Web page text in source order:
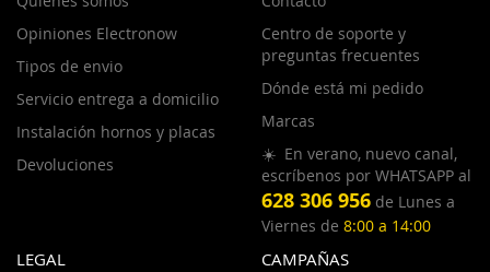
Opiniones Electronow
Tipos de envio
Servicio entrega a domicilio
Instalación hornos y placas
Devoluciones
Centro de soporte y
preguntas frecuentes
Dónde está mi pedido
Marcas
☀️ En verano, nuevo canal,
escríbenos por WHATSAPP al
628 306 956 de Lunes a
Viernes de 8:00 a 14:00
LEGAL CAMPAÑAS